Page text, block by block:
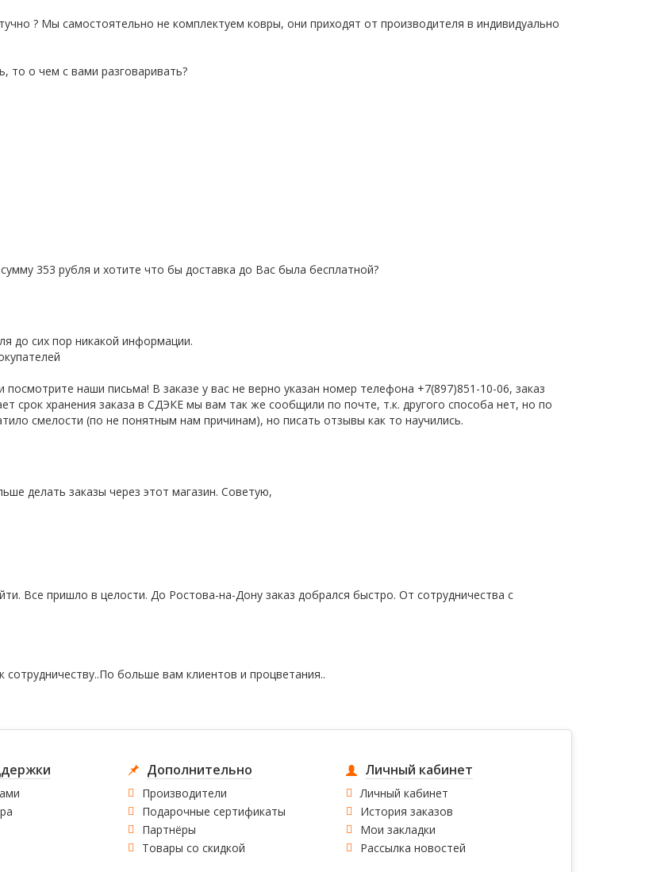
? Мы самостоятельно не комплектуем ковры, они приходят от производителя в индивидуально
то о чем с вами разговаривать?
353 рубля и хотите что бы доставка до Вас была бесплатной?
до сих пор никакой информации.
наши письма! В заказе у вас не верно указан номер телефона +7(897)851-10-06, заказ
срок хранения заказа в СДЭКЕ мы вам так же сообщили по почте, т.к. другого способа нет, но по
смелости (по не понятным нам причинам), но писать отзывы как то научились.
делать заказы через этот магазин. Советую,
Все пришло в целости. До Ростова-на-Дону заказ добрался быстро. От сотрудничества с
больше вам клиентов и процветания..
Дополнительно
Производители
Подарочные сертификаты
Партнёры
Товары со скидкой
Личный кабинет
Личный кабинет
История заказов
Мои закладки
Рассылка новостей